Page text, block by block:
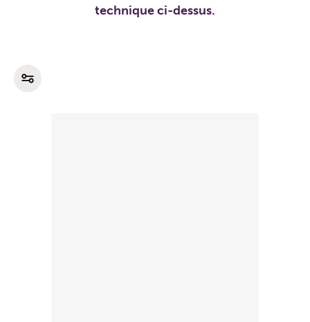
technique ci-dessus.